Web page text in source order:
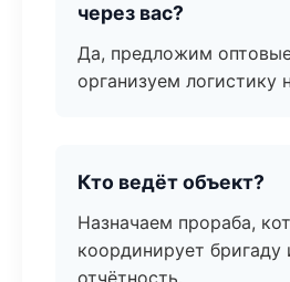
через вас?
Да, предложим
организуем логистику
Кто ведёт объект?
Назначаем прораба,
координирует бригаду
отчётность.